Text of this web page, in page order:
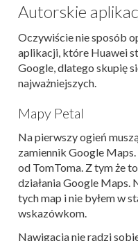
Autorskie
Oczywiście nie sposób
aplikacji, które Huawei
Google, dlatego skupię
najważniejszych.
Mapy Petal
Na pierwszy ogień
zamiennik Google
od TomToma. Z tym że
działania Google Maps.
tych map i nie byłem w
wskazówkom.
Nawigacja nie radzi